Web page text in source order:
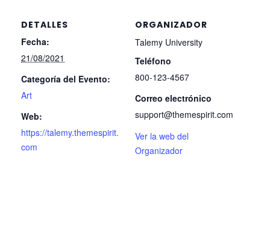
DETALLES
Fecha:
21/08/2021
Categoría del Evento:
Art
Web:
https://talemy.themespirit.
com
ORGANIZADOR
Talemy University
Teléfono
800-123-4567
Correo electrónico
support@themespirit.com
Ver la web del
Organizador